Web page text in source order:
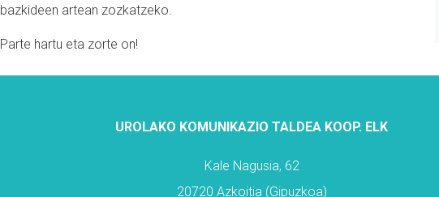
bazkideen artean zozkatzeko.
Parte hartu eta zorte on!
UROLAKO KOMUNIKAZIO TALDEA KOOP. ELK
Kale Nagusia, 62
20720 Azkoitia (Gipuzkoa)